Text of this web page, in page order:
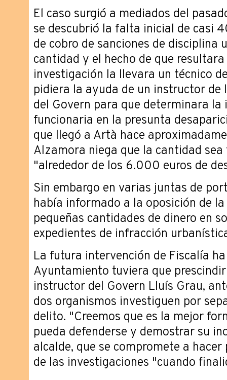
El caso surgió a mediados del
se descubrió la falta inicial de casi
de cobro de sanciones de disciplina
cantidad y el hecho de que
investigación la llevara un técnico
pidiera la ayuda de un instructor de
del Govern para que determinara la
funcionaria en la presunta
que llegó a Artà hace
Alzamora niega que la cantidad
"alrededor de los 6.000 euros de
Sin embargo en varias juntas de
había informado a la oposición de
pequeñas cantidades de dinero en
expedientes de infracción
La futura intervención de Fiscalía
Ayuntamiento tuviera que
instructor del Govern Lluís Grau,
dos organismos investiguen por
delito. "Creemos que es la mejor
pueda defenderse y demostrar su
alcalde, que se compromete a
de las investigaciones "cuando